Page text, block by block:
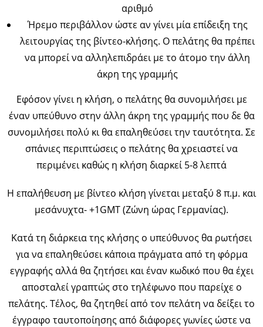
αριθμό
Ήρεμο περιβάλλον ώστε αν γίνει μία επίδειξη της
λειτουργίας της βίντεο-κλήσης. Ο πελάτης θα πρέπει
να μπορεί να αλληλεπιδράει με το άτομο την άλλη
άκρη της γραμμής
Εφόσον γίνει η κλήση, ο πελάτης θα συνομιλήσει με
έναν υπεύθυνο στην άλλη άκρη της γραμμής που δε θα
συνομιλήσει πολύ κι θα επαληθεύσει την ταυτότητα. Σε
σπάνιες περιπτώσεις ο πελάτης θα χρειαστεί να
περιμένει καθώς η κλήση διαρκεί 5-8 λεπτά
Η επαλήθευση με βίντεο κλήση γίνεται μεταξύ 8 π.μ. και
μεσάνυχτα- +1GMT (Ζώνη ώρας Γερμανίας).
Κατά τη διάρκεια της κλήσης ο υπεύθυνος θα ρωτήσει
για να επαληθεύσει κάποια πράγματα από τη φόρμα
εγγραφής αλλά θα ζητήσει και έναν κωδικό που θα έχει
αποσταλεί γραπτώς στο τηλέφωνο που παρείχε ο
πελάτης. Τέλος, θα ζητηθεί από τον πελάτη να δείξει το
έγγραφο ταυτοποίησης από διάφορες γωνίες ώστε να